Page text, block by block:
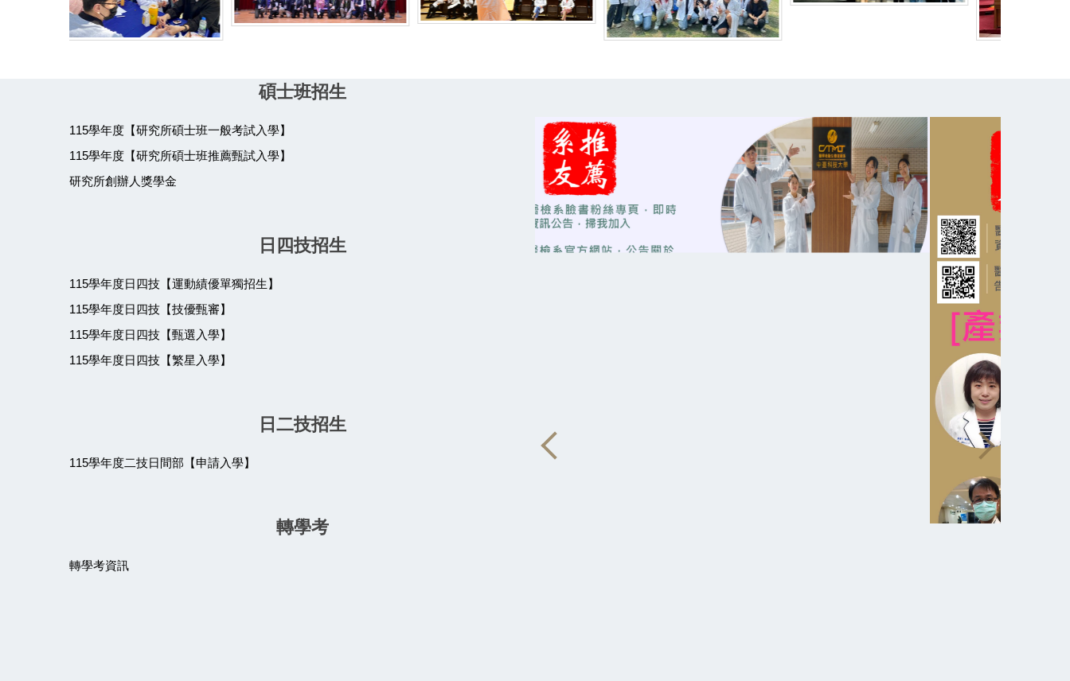
碩士班招生
115學年度【研究所碩士班一般考試入學】
115學年度【研究所碩士班推薦甄試入學】
研究所創辦人獎學金
日四技招生
115學年度日四技【運動績優單獨招生】
115學年度日四技【技優甄審】
115學年度日四技【甄選入學】
115學年度日四技【繁星入學】
日二技招生
115學年度二技日間部【申請入學】
轉學考
轉學考資訊